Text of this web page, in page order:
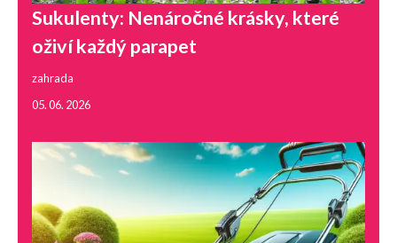
Sukulenty: Nenáročné krásky, které
oživí každý parapet
zahrada
05. 06. 2026